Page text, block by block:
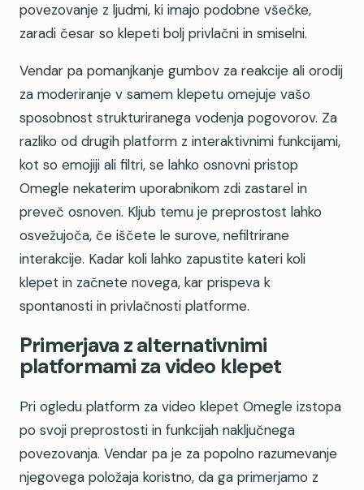
povezovanje z ljudmi, ki imajo podobne všečke,
zaradi česar so klepeti bolj privlačni in smiselni.
Vendar pa pomanjkanje gumbov za reakcije ali orodij
za moderiranje v samem klepetu omejuje vašo
sposobnost strukturiranega vodenja pogovorov. Za
razliko od drugih platform z interaktivnimi funkcijami,
kot so emojiji ali filtri, se lahko osnovni pristop
Omegle nekaterim uporabnikom zdi zastarel in
preveč osnoven. Kljub temu je preprostost lahko
osvežujoča, če iščete le surove, nefiltrirane
interakcije. Kadar koli lahko zapustite kateri koli
klepet in začnete novega, kar prispeva k
spontanosti in privlačnosti platforme.
Primerjava z alternativnimi
platformami za video klepet
Pri ogledu platform za video klepet Omegle izstopa
po svoji preprostosti in funkcijah naključnega
povezovanja. Vendar pa je za popolno razumevanje
njegovega položaja koristno, da ga primerjamo z